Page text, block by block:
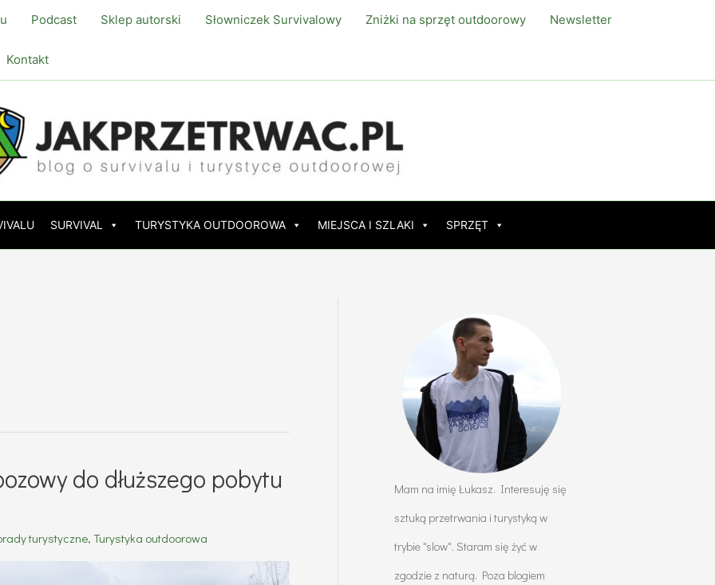
Podcast Sklep autorski Słowniczek Survivalowy Zniżki na sprzęt outdoorowy Newsletter
Kontakt
SURVIVAL TURYSTYKA OUTDOOROWA MIEJSCA I SZLAKI SPRZĘT
do dłuższego pobytu
turystyczne, Turystyka outdoorowa
Mam na imię Łukasz. Interesuję się
sztuką przetrwania i turystyką w
trybie "slow". Staram się żyć w
zgodzie z naturą. Poza blogiem